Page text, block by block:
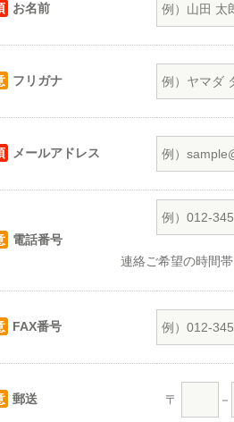
お名前
フリガナ
メールアドレス
電話番号
連絡ご希望の時間帯
FAX番号
郵送 〒 －